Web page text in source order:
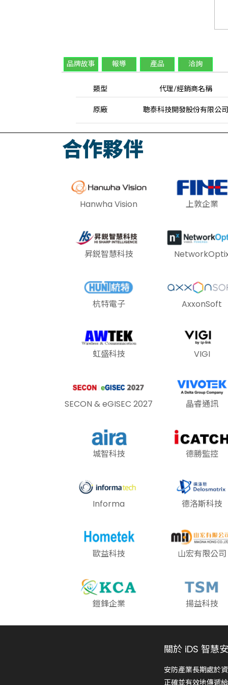
品牌故事 報導 產品 洽詢
類型 代理/經銷商名稱
原廠 聰泰科技開發股份有限公司
合作夥伴
Hanwha Vision 上敦企業
昇鋭智慧科技
杭特電子 AxxonSoft
虹盛科技 VIGI
SECON & eGISEC 2027 晶睿通訊
城智科技 德勝監控
Informa 德洛斯科技
歐益科技 山宏有限公司
鎧鋒企業 揚益科技
關於 iDS 智慧
安防產業長期處於
正確並有效地傳遞